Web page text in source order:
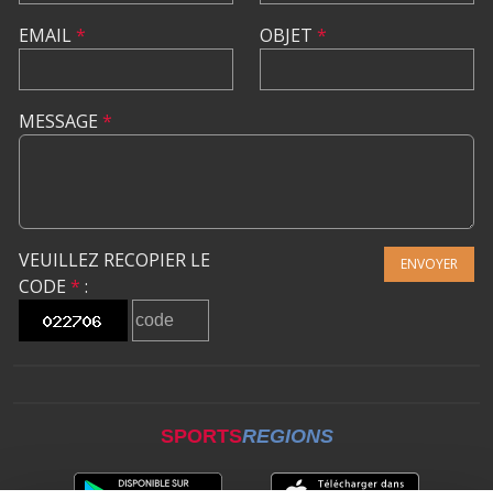
EMAIL* OBJET *
MESSAGE *
VEUILLEZ RECOPIER LE
CODE * :
ENVOYER
SPORTSREGIONS